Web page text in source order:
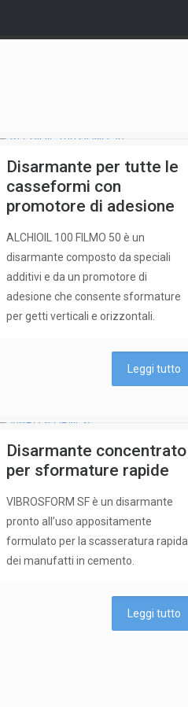
Disarmante per tutte le
casseformi con
promotore di adesione
ALCHIOIL 100 FILMO 50 è un
disarmante composto da speciali
additivi e da un promotore di
adesione che consente sformature
per getti verticali e orizzontali.
Leggi tutto
Disarmante concentrato
per sformature rapide
VIBROSFORM SF è un disarmante
pronto all’uso appositamente
formulato per la scasseratura rapida
dei manufatti in cemento.
Leggi tutto